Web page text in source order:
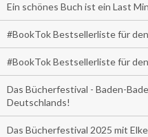
Ein schönes Buch ist ein Last
#BookTok Bestsellerliste für
#BookTok Bestsellerliste für
Das Bücherfestival - Baden-
Deutschlands!
Das Bücherfestival 2025 mit